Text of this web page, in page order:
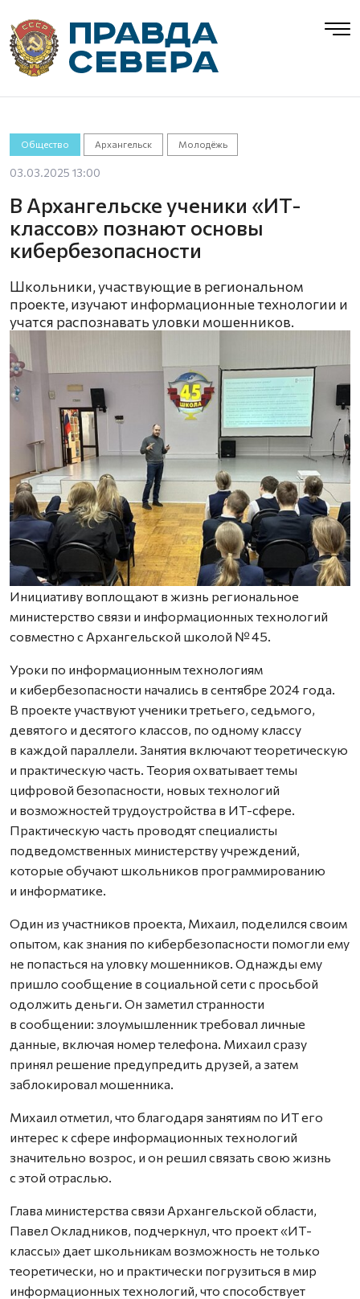
Общество Архангельск Молодёжь
03.03.2025 13:00
В Архангельске ученики «ИТ-
классов» познают основы
кибербезопасности
Школьники, участвующие в региональном
проекте, изучают информационные технологии и
учатся распознавать уловки мошенников.
Инициативу воплощают в жизнь региональное
министерство связи и информационных технологий
совместно с Архангельской школой № 45.
Уроки по информационным технологиям
и кибербезопасности начались в сентябре 2024 года.
В проекте участвуют ученики третьего, седьмого,
девятого и десятого классов, по одному классу
в каждой параллели. Занятия включают теоретическую
и практическую часть. Теория охватывает темы
цифровой безопасности, новых технологий
и возможностей трудоустройства в ИТ-сфере.
Практическую часть проводят специалисты
подведомственных министерству учреждений,
которые обучают школьников программированию
и информатике.
Один из участников проекта, Михаил, поделился своим
опытом, как знания по кибербезопасности помогли ему
не попасться на уловку мошенников. Однажды ему
пришло сообщение в социальной сети с просьбой
одолжить деньги. Он заметил странности
в сообщении: злоумышленник требовал личные
данные, включая номер телефона. Михаил сразу
принял решение предупредить друзей, а затем
заблокировал мошенника.
Михаил отметил, что благодаря занятиям по ИТ его
интерес к сфере информационных технологий
значительно возрос, и он решил связать свою жизнь
с этой отраслью.
Глава министерства связи Архангельской области,
Павел Окладников, подчеркнул, что проект «ИТ-
классы» дает школьникам возможность не только
теоретически, но и практически погрузиться в мир
информационных технологий, что способствует